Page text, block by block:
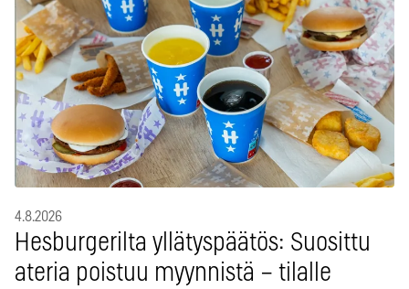
4.8.2026
Hesburgerilta yllätyspäätös: Suosittu
ateria poistuu myynnistä – tilalle